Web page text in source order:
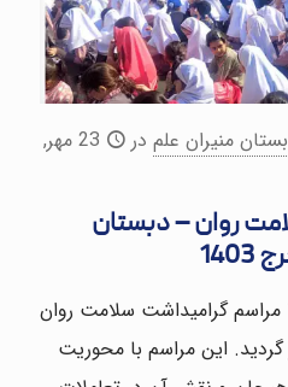
منیران علم در
23 مهر,
روان – دبستان
در روز یکشنبه 23 مهر 1403 مراسم گرامیداشت سلامت روان
گردید. این مراسم با محوریت